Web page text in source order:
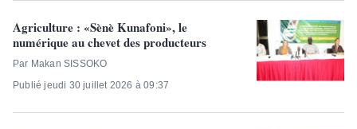
Agriculture : «Sènè Kunafoni», le
numérique au chevet des producteurs
Par Makan SISSOKO
Publié jeudi 30 juillet 2026 à 09:37